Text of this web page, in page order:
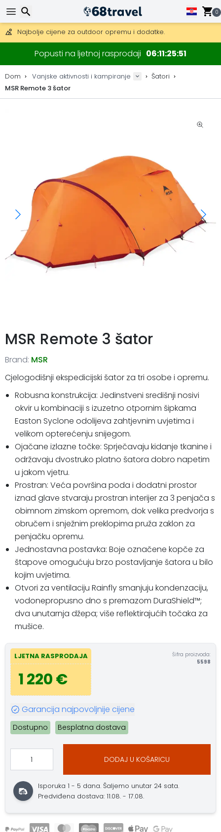
0
Besplatna dostava za narudžbe iznad 149 €.
Mogućnost slanja DHL Expressom (dostava unutar 24 sata)
30 dana za povrat, 90 dana za drvene karte i dekoracije.
Najbolje cijene za outdoor opremu i dodatke.
Popusti na ljetnoj rasprodaji 06112550
Dom Vanjske aktivnosti i kampiranje
Šatori
MSR Remote 3 šator
MSR Remote 3 šator
Brand: MSR
Cjelogodišnji ekspedicijski šator za tri osobe i opremu.
Robusna konstrukcija: Jedinstveni središnji nosivi
okvir u kombinaciji s izuzetno otpornim šipkama
Easton Syclone odolijeva zahtjevnim uvjetima i
velikom opterećenju snijegom.
Ojačane izlazne točke: Sprječavaju kidanje tkanine i
održavaju dvostruko platno šatora dobro napetim
u jakom vjetru.
Prostran: Veća površina poda i dodatni prostor
iznad glave stvaraju prostran interijer za 3 penjača s
obimnom zimskom opremom, dok velika predvorja s
obručem i snježnim preklopima pruža zaklon za
penjačku opremu.
Jednostavna postavka: Boje označene kopče za
štapove omogućuju brzo postavljanje šatora u bilo
kojim uvjetima.
Otvori za ventilaciju Rainfly smanjuju kondenzaciju,
vodonepropusno dno s premazom DuraShield™;
dva unutarnja džepa; više reflektirajućih točaka za
mušice.
LJETNA RASPRODAJA
1 220 €
Šifra proizvoda:
5598
Garancija najpovoljnije cijene
Dostupno Besplatna dostava
DODAJ U KOŠARICU
Isporuka 1 - 5 dana. Šaljemo unutar 24 sata.
Predviđena dostava: 11.08. - 17.08.
Traži